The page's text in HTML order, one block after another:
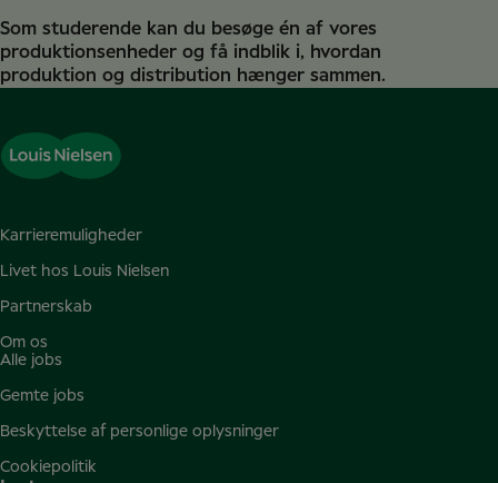
Som studerende kan du besøge én af vores
produktionsenheder og få indblik i, hvordan
produktion og distribution hænger sammen.
Karrieremuligheder
Livet hos Louis Nielsen
Partnerskab
Om os
Alle jobs
Gemte jobs
Beskyttelse af personlige oplysninger
Cookiepolitik